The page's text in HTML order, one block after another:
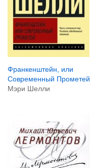
Франкенштейн, или
Современный Прометей
Мэри Шелли